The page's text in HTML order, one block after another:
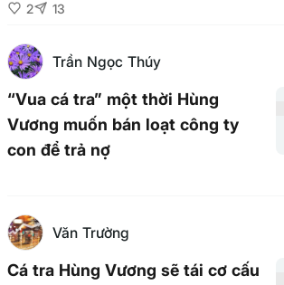
2 13
Trần Ngọc Thúy
“Vua cá tra” một thời Hùng
Vương muốn bán loạt công ty
con để trả nợ
Văn Trường
Cá tra Hùng Vương sẽ tái cơ cấu